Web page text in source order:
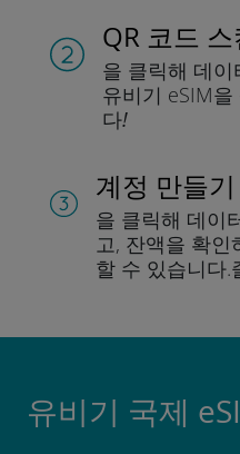
QR 코드 스
을 클릭해 데
유비기 eSIM
다!
계정 만들기
을 클릭해 데이
고, 잔액을 확인
할 수 있습니다.
유비기 국제